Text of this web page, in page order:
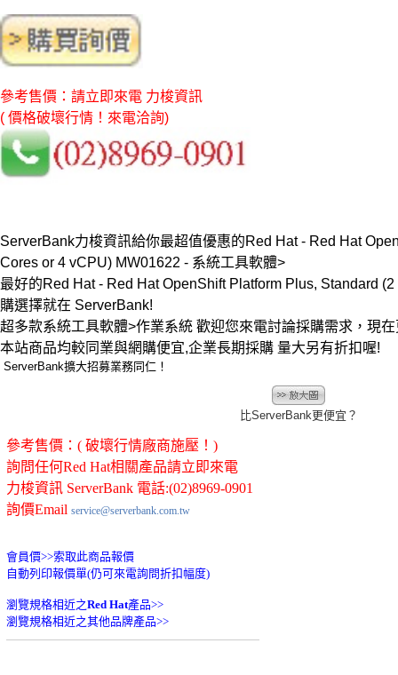
參考售價：請立即來電 力梭資訊
( 價格破壞行情！來電洽詢)
ServerBank力梭資訊給你最超值優惠的Red Hat - Red Hat
Cores or 4 vCPU) MW01622 - 系統工具軟體>
最好的Red Hat - Red Hat OpenShift Platform Plus, Standard
購選擇就在 ServerBank!
超多款系統工具軟體>作業系統 歡迎您來電討論採購需求，現
本站商品均較同業與網購便宜,企業長期採購 量大另有折扣喔!
ServerBank擴大招募業務同仁！
比ServerBank更便宜？
參考售價：( 破壞行情廠商施壓！)
詢問任何Red Hat相關產品請立即來電
力梭資訊 ServerBank 電話:(02)8969-0901
詢價Email service@serverbank.com.tw
會員價>>索取此商品報價
自動列印報價單(仍可來電詢問折扣幅度)
瀏覽規格相近之Red Hat產品>>
瀏覽規格相近之其他品牌產品>>